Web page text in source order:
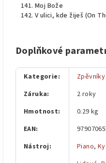
Moj Bože
V ulici, kde žiješ (On
Doplňkové
Kategorie:
Zpěvníky
Záruka:
2 roky
Hmotnost:
0.29 kg
EAN:
Nástroj: Piano,